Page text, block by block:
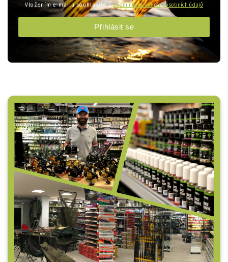
Vložením e-mailu souhlasíte spodmínkami ochrany osobních údajů
Přihlásit se